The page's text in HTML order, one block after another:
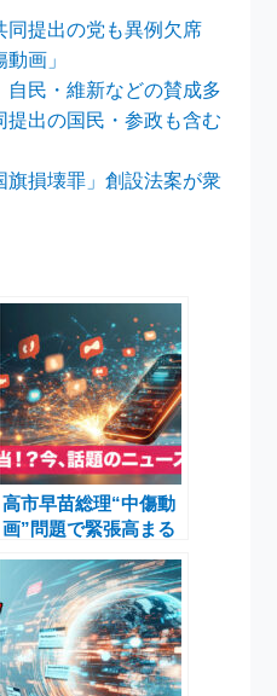
同提出の党も異例欠席
画」
自民・維新などの賛成多
出の国民・参政も含む
旗損壊罪」創設法案が衆
高市早苗総理“中傷動
画”問題で緊張高まる
党首討論を要求